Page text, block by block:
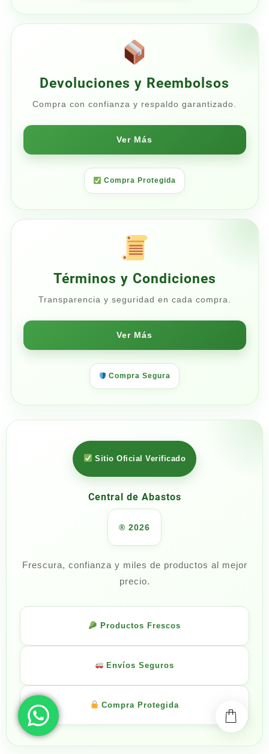
Devoluciones y Reembolsos
Compra con confianza y respaldo garantizado.
Ver Más
Compra Protegida
Términos y Condiciones
Transparencia y seguridad en cada compra.
Ver Más
Compra Segura
Sitio Oficial Verificado
Central de Abastos
® 2026
Frescura, confianza y miles de productos al mejor
precio.
Productos Frescos
Envíos Seguros
Compra Protegida